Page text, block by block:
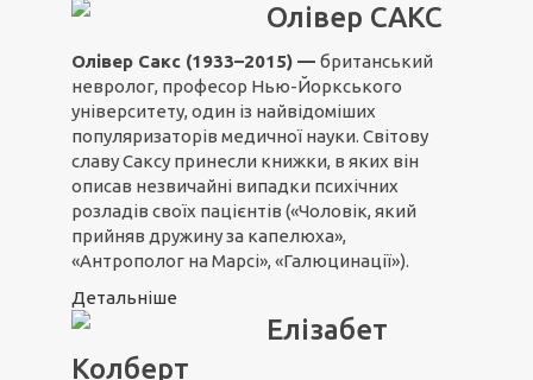
Олівер САКС
Олівер Сакс (1933–2015) — британський
невролог, професор Нью-Йоркського
університету, один із найвідоміших
популяризаторів медичної науки. Світову
славу Саксу принесли книжки, в яких він
описав незвичайні випадки психічних
розладів своїх пацієнтів («Чоловік, який
прийняв дружину за капелюха»,
«Антрополог на Марсі», «Галюцинації»).
Детальніше
Елізабет
Колберт